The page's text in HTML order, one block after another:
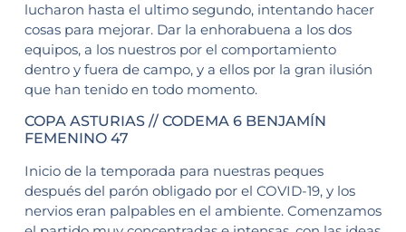
lucharon hasta el ultimo segundo, intentando hacer
cosas para mejorar. Dar la enhorabuena a los dos
equipos, a los nuestros por el comportamiento
dentro y fuera de campo, y a ellos por la gran ilusión
que han tenido en todo momento.
COPA ASTURIAS // CODEMA 6 BENJAMÍN
FEMENINO 47
Inicio de la temporada para nuestras peques
después del parón obligado por el COVID-19, y los
nervios eran palpables en el ambiente. Comenzamos